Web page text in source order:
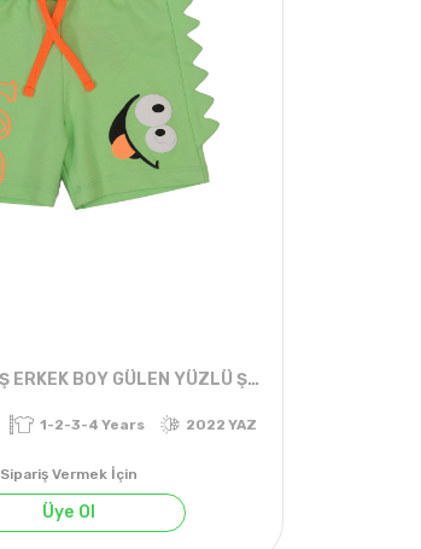
TEK ALT1-4 YAŞ ERKEK BOY GÜLEN YÜZLÜ ŞORT
Sipariş Vermek İçin
Üye Ol